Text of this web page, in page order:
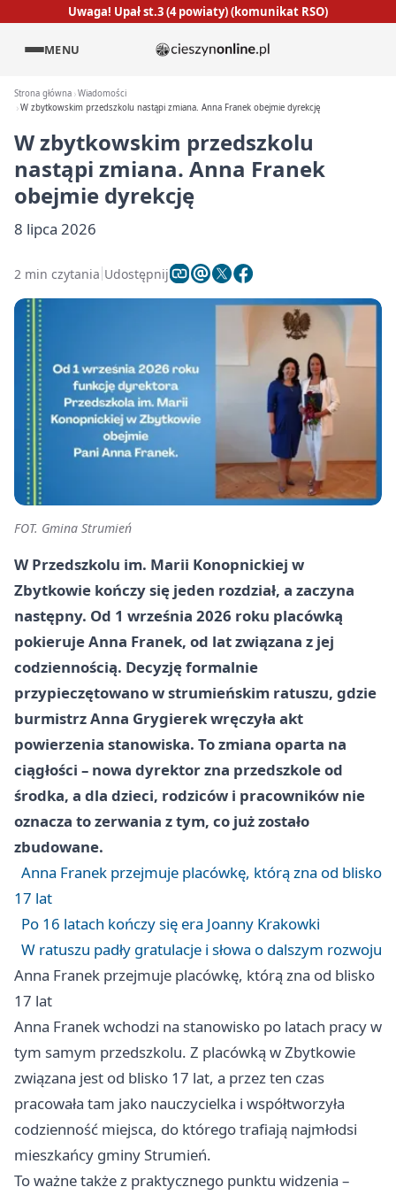
Uwaga! Upał st.3 (4 powiaty) (komunikat RSO)
MENU
Strona główna Wiadomości
W zbytkowskim przedszkolu nastąpi zmiana. Anna Franek obejmie dyrekcję
W zbytkowskim przedszkolu
nastąpi zmiana. Anna Franek
obejmie dyrekcję
8 lipca 2026
2 min czytania Udostępnij
FOT. Gmina Strumień
W Przedszkolu im. Marii Konopnickiej w
Zbytkowie kończy się jeden rozdział, a zaczyna
następny. Od 1 września 2026 roku placówką
pokieruje Anna Franek, od lat związana z jej
codziennością. Decyzję formalnie
przypieczętowano w strumieńskim ratuszu, gdzie
burmistrz Anna Grygierek wręczyła akt
powierzenia stanowiska. To zmiana oparta na
ciągłości – nowa dyrektor zna przedszkole od
środka, a dla dzieci, rodziców i pracowników nie
oznacza to zerwania z tym, co już zostało
zbudowane.
Anna Franek przejmuje placówkę, którą zna od blisko
17 lat
Po 16 latach kończy się era Joanny Krakowki
W ratuszu padły gratulacje i słowa o dalszym rozwoju
Anna Franek przejmuje placówkę, którą zna od blisko
17 lat
Anna Franek wchodzi na stanowisko po latach pracy w
tym samym przedszkolu. Z placówką w Zbytkowie
związana jest od blisko 17 lat, a przez ten czas
pracowała tam jako nauczycielka i współtworzyła
codzienność miejsca, do którego trafiają najmłodsi
mieszkańcy gminy Strumień.
To ważne także z praktycznego punktu widzenia –